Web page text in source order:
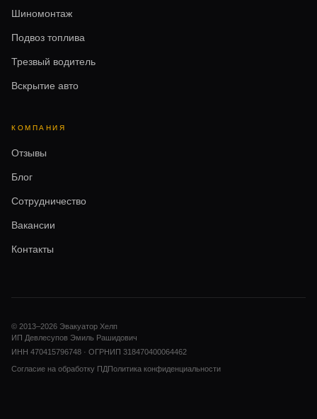
Шиномонтаж
Подвоз топлива
Трезвый водитель
Вскрытие авто
КОМПАНИЯ
Отзывы
Блог
Сотрудничество
Вакансии
Контакты
© 2013–2026 Эвакуатор Хелп
ИП Девлесупов Эмиль Рашидович
ИНН 470415796748 · ОГРНИП 318470400064462
Согласие на обработку ПДПолитика конфиденциальности